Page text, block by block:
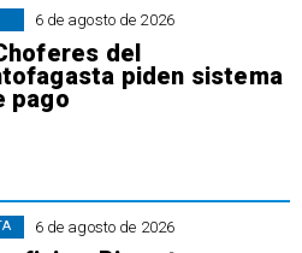
6 de agosto de 2026
del
piden sistema
pago
6 de agosto de 2026